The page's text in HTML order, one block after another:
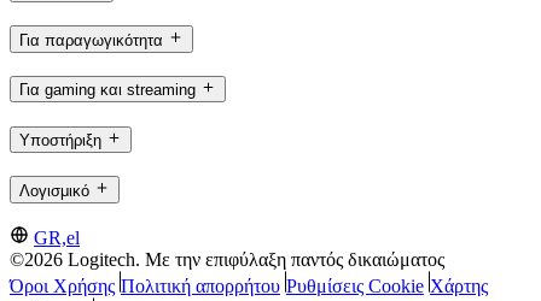
Για παραγωγικότητα
Για gaming και streaming
Υποστήριξη
Λογισμικό
GR,el
©2026 Logitech. Με την επιφύλαξη παντός δικαιώματος
Όροι Χρήσης Πολιτική απορρήτου Ρυθμίσεις Cookie Χάρτης